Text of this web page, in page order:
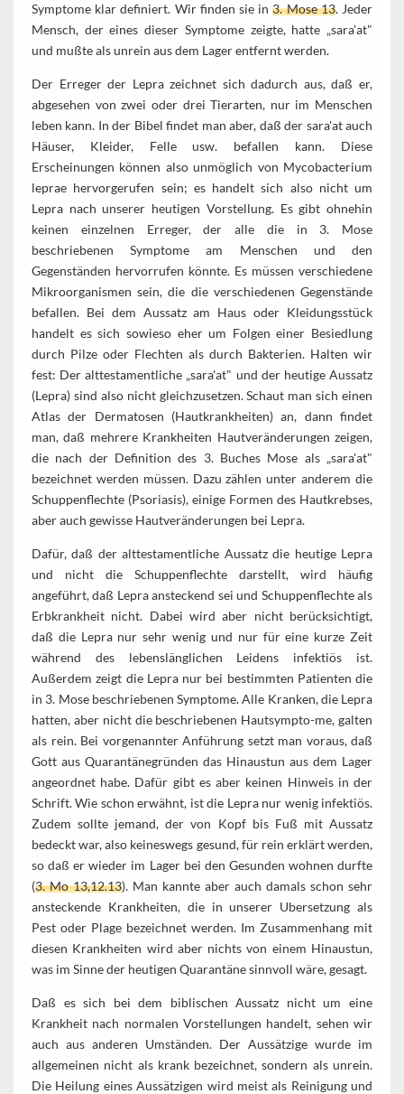
Symptome klar definiert. Wir finden sie in3. Mose 13. Jeder
Mensch, der eines dieser Symptome zeigte, hatte „sara'at"
und mußte als unrein aus dem Lager entfernt werden.
Der Erreger der Lepra zeichnet sich dadurch aus, daß er,
abgesehen von zwei oder drei Tierarten, nur im Menschen
leben kann. In der Bibel findet man aber, daß der sara'at auch
Häuser, Kleider, Felle usw. befallen kann. Diese
Erscheinungen können also unmöglich von Mycobacterium
leprae hervorgerufen sein; es handelt sich also nicht um
Lepra nach unserer heutigen Vorstellung. Es gibt ohnehin
keinen einzelnen Erreger, der alle die in 3. Mose
beschriebenen Symptome am Menschen und den
Gegenständen hervorrufen könnte. Es müssen verschiedene
Mikroorganismen sein, die die verschiedenen Gegenstände
befallen. Bei dem Aussatz am Haus oder Kleidungsstück
handelt es sich sowieso eher um Folgen einer Besiedlung
durch Pilze oder Flechten als durch Bakterien. Halten wir
fest: Der alttestamentliche „sara'at" und der heutige Aussatz
(Lepra) sind also nicht gleichzusetzen. Schaut man sich einen
Atlas der Dermatosen (Hautkrankheiten) an, dann findet
man, daß mehrere Krankheiten Hautveränderungen zeigen,
die nach der Definition des 3. Buches Mose als „sara'at"
bezeichnet werden müssen. Dazu zählen unter anderem die
Schuppenflechte (Psoriasis), einige Formen des Hautkrebses,
aber auch gewisse Hautveränderungen bei Lepra.
Dafür, daß der alttestamentliche Aussatz die heutige Lepra
und nicht die Schuppenflechte darstellt, wird häufig
angeführt, daß Lepra ansteckend sei und Schuppenflechte als
Erbkrankheit nicht. Dabei wird aber nicht berücksichtigt,
daß die Lepra nur sehr wenig und nur für eine kurze Zeit
während des lebenslänglichen Leidens infektiös ist.
Außerdem zeigt die Lepra nur bei bestimmten Patienten die
in 3. Mose beschriebenen Symptome. Alle Kranken, die Lepra
hatten, aber nicht die beschriebenen Hautsympto-me, galten
als rein. Bei vorgenannter Anführung setzt man voraus, daß
Gott aus Quarantänegründen das Hinaustun aus dem Lager
angeordnet habe. Dafür gibt es aber keinen Hinweis in der
Schrift. Wie schon erwähnt, ist die Lepra nur wenig infektiös.
Zudem sollte jemand, der von Kopf bis Fuß mit Aussatz
bedeckt war, also keineswegs gesund, für rein erklärt werden,
so daß er wieder im Lager bei den Gesunden wohnen durfte
(3. Mo 13,12.13). Man kannte aber auch damals schon sehr
ansteckende Krankheiten, die in unserer Ubersetzung als
Pest oder Plage bezeichnet werden. Im Zusammenhang mit
diesen Krankheiten wird aber nichts von einem Hinaustun,
was im Sinne der heutigen Quarantäne sinnvoll wäre, gesagt.
Daß es sich bei dem biblischen Aussatz nicht um eine
Krankheit nach normalen Vorstellungen handelt, sehen wir
auch aus anderen Umständen. Der Aussätzige wurde im
allgemeinen nicht als krank bezeichnet, sondern als unrein.
Die Heilung eines Aussätzigen wird meist als Reinigung und